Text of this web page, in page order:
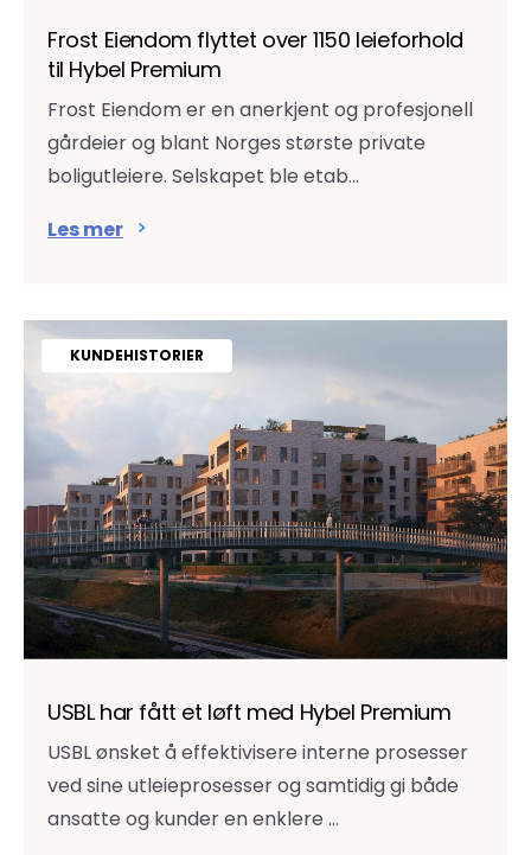
Frost Eiendom flyttet over 1150 leieforhold
til Hybel Premium
Frost Eiendom er en anerkjent og profesjonell
gårdeier og blant Norges største private
boligutleiere. Selskapet ble etab...
Les mer
KUNDEHISTORIER
USBL har fått et løft med Hybel Premium
USBL ønsket å effektivisere interne prosesser
ved sine utleieprosesser og samtidig gi både
ansatte og kunder en enklere ...